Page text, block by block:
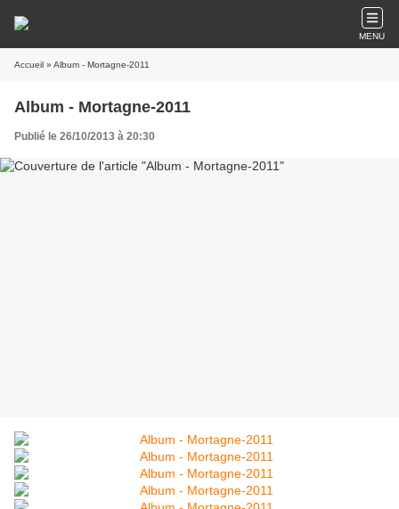
MENU
Accueil » Album - Mortagne-2011
Album - Mortagne-2011
Publié le 26/10/2013 à 20:30